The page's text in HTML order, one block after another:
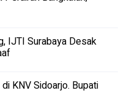
IJTI Surabaya Desak
KNV Sidoarjo. Bupati